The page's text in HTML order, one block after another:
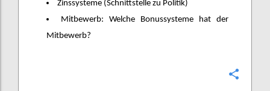
Zinssysteme (Schnittstelle zu Politik)
Mitbewerb: Welche Bonussysteme hat der
Mitbewerb?